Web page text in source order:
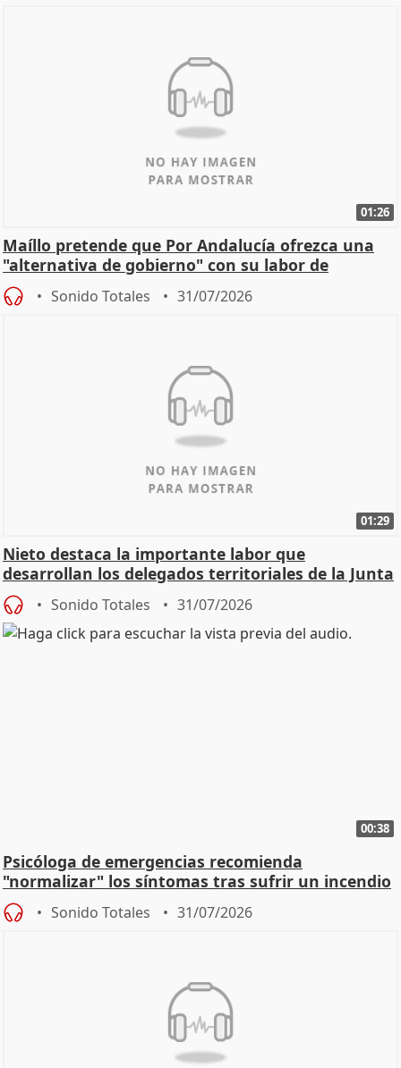
01:26
Maíllo pretende que Por Andalucía ofrezca una
"alternativa de gobierno" con su labor de
oposición
Sonido Totales 31/07/2026
01:29
Nieto destaca la importante labor que
desarrollan los delegados territoriales de la Junta
Sonido Totales 31/07/2026
00:38
Psicóloga de emergencias recomienda
"normalizar" los síntomas tras sufrir un incendio
Sonido Totales 31/07/2026